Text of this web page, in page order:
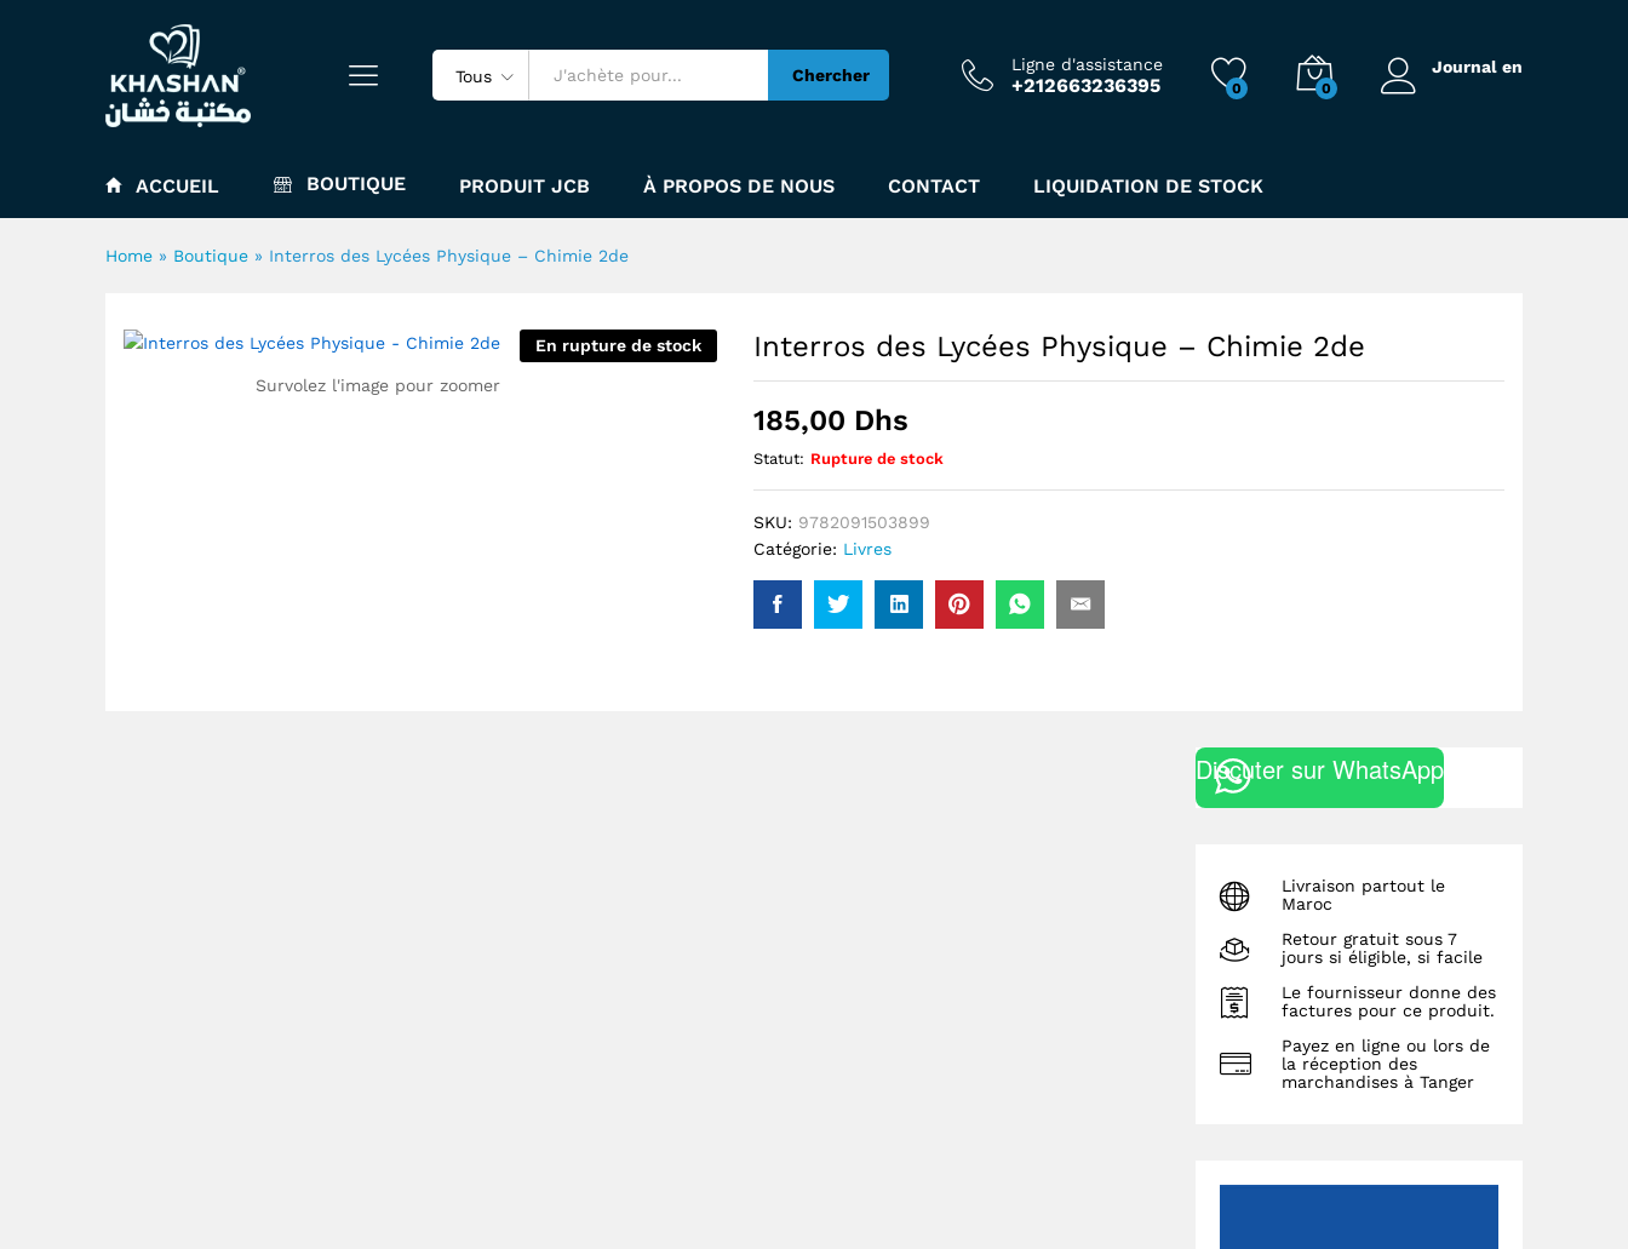
Tous Chercher
Ligne d'assistance
+212663236395 0 0
Journal en
ACCUEIL BOUTIQUE PRODUIT JCB À PROPOS DE NOUS CONTACT LIQUIDATION DE STOCK
Home » Boutique » Interros des Lycées Physique – Chimie 2de
En rupture de stock
Survolez l'image pour zoomer
Interros des Lycées Physique – Chimie 2de
185,00 Dhs
Statut: Rupture de stock
SKU: 9782091503899
Catégorie: Livres
Discuter sur WhatsApp
Livraison partout le
Maroc
Retour gratuit sous 7
jours si éligible, si facile
Le fournisseur donne des
factures pour ce produit.
Payez en ligne ou lors de
la réception des
marchandises à Tanger
Interros des Lycées Physique - Chimie 2de